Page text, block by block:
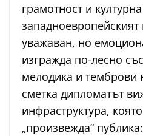
грамотност и
уважаван, но
изгражда по-лесно
мелодика и темброви
сметка дипломатът
инфраструктура,
„произвежда“